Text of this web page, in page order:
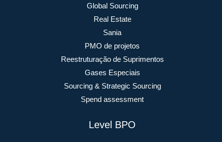
Global Sourcing
Real Estate
Sania
PMO de projetos
Reestruturação de Suprimentos
Gases Especiais
Sourcing & Strategic Sourcing
Spend assessment
Level BPO